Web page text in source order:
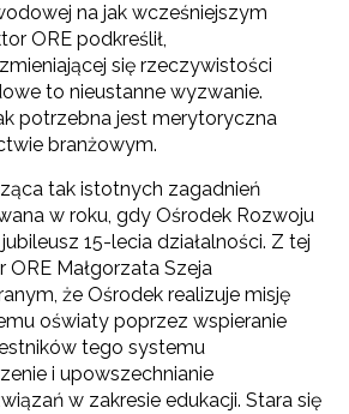
na jak wcześniejszym
ORE podkreślił,
się rzeczywistości
to nieustanne wyzwanie.
potrzebna jest merytoryczna
branżowym.
tak istotnych zagadnień
w roku, gdy Ośrodek Rozwoju
15-lecia działalności. Z tej
Małgorzata Szeja
że Ośrodek realizuje misję
oświaty poprzez wspieranie
tego systemu
i upowszechnianie
w zakresie edukacji. Stara się